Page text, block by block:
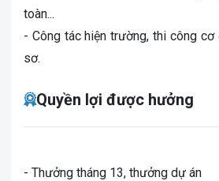
toàn...
- Công tác hiện trường, thi công cơ
sơ.
Quyền lợi được hưởng
- Thưởng tháng 13, thưởng dự án